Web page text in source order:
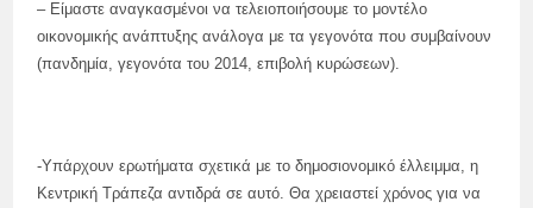
– Είμαστε αναγκασμένοι να τελειοποιήσουμε το μοντέλο
οικονομικής ανάπτυξης ανάλογα με τα γεγονότα που συμβαίνουν
(πανδημία, γεγονότα του 2014, επιβολή κυρώσεων).
-Υπάρχουν ερωτήματα σχετικά με το δημοσιονομικό έλλειμμα, η
Κεντρική Τράπεζα αντιδρά σε αυτό. Θα χρειαστεί χρόνος για να